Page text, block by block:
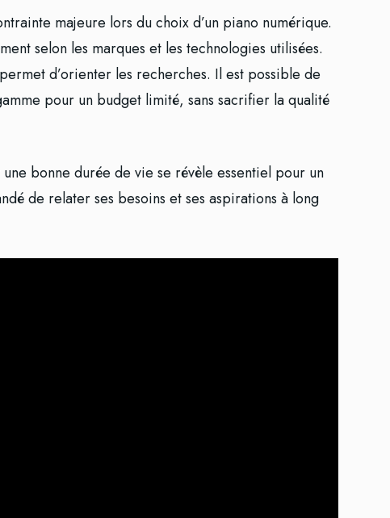
majeure lors du choix d’un piano numérique.
selon les marques et les technologies utilisées.
d’orienter les recherches. Il est possible de
pour un budget limité, sans sacrifier la qualité
bonne durée de vie se révèle essentiel pour un
de relater ses besoins et ses aspirations à long